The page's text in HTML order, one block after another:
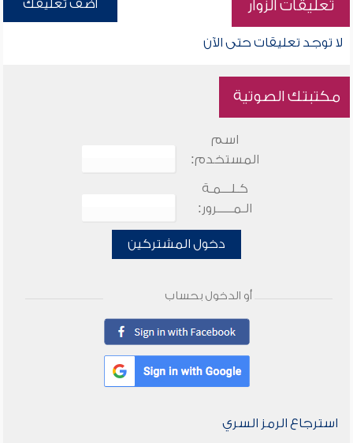
تعليقات الزوار أضف تعليقك
لا توجد تعليقات حتى الآن
مكتبتك الصوتية
اسم
المستخدم:
كـلـــمـة
الـمـــــرور:
دخول المشتركين
أو الدخول بحساب
استرجاع الرمز السري